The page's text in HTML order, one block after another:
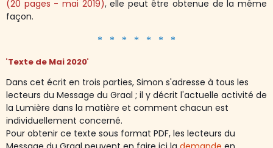
(20 pages - mai 2019), elle peut être obtenue de la même
façon.
* * * * * * *
"Texte de Mai 2020"
Dans cet écrit en trois parties, Simon s'adresse à tous les
lecteurs du Message du Graal ; il y décrit l'actuelle activité de
la Lumière dans la matière et comment chacun est
individuellement concerné.
Pour obtenir ce texte sous format PDF, les lecteurs du